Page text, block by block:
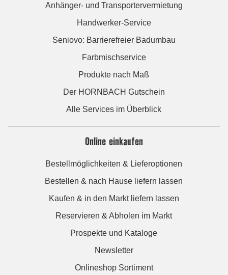
Anhänger- und Transportervermietung
Handwerker-Service
Seniovo: Barrierefreier Badumbau
Farbmischservice
Produkte nach Maß
Der HORNBACH Gutschein
Alle Services im Überblick
Online einkaufen
Bestellmöglichkeiten & Lieferoptionen
Bestellen & nach Hause liefern lassen
Kaufen & in den Markt liefern lassen
Reservieren & Abholen im Markt
Prospekte und Kataloge
Newsletter
Onlineshop Sortiment